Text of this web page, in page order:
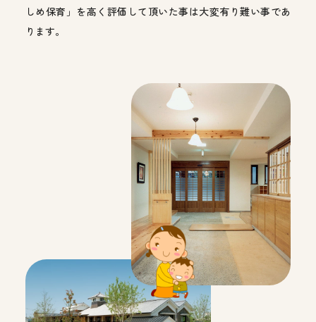
しめ保育」を高く評価して頂いた事は大変有り難い事であ
ります。